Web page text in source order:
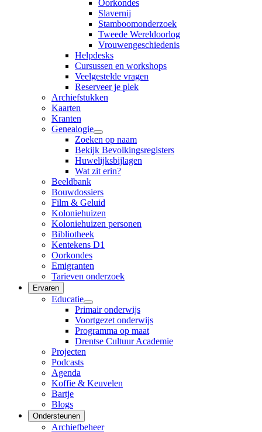
Oorkondes
Slavernij
Stamboomonderzoek
Tweede Wereldoorlog
Vrouwengeschiedenis
Helpdesks
Cursussen en workshops
Veelgestelde vragen
Reserveer je plek
Archiefstukken
Kaarten
Kranten
Genealogie
Zoeken op naam
Bekijk Bevolkingsregisters
Huwelijksbijlagen
Wat zit erin?
Beeldbank
Bouwdossiers
Film & Geluid
Koloniehuizen
Koloniehuizen personen
Bibliotheek
Kentekens D1
Oorkondes
Emigranten
Tarieven onderzoek
Ervaren
Educatie
Primair onderwijs
Voortgezet onderwijs
Programma op maat
Drentse Cultuur Academie
Projecten
Podcasts
Agenda
Koffie & Keuvelen
Bartje
Blogs
Ondersteunen
Archiefbeheer